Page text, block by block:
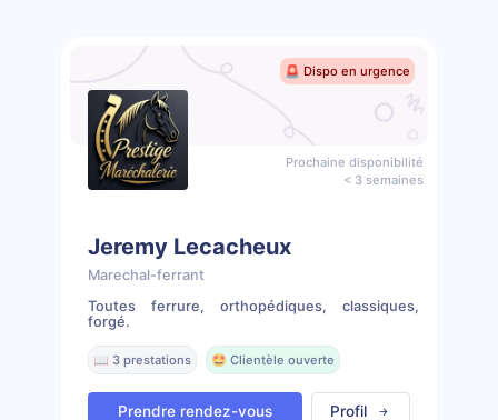
🚨 Dispo en urgence
Prochaine disponibilité
< 3 semaines
Jeremy Lecacheux
Marechal-ferrant
Toutes ferrure, orthopédiques, classiques,
forgé.
📖 3 prestations 🤩 Clientèle ouverte
Prendre rendez-vous Profil